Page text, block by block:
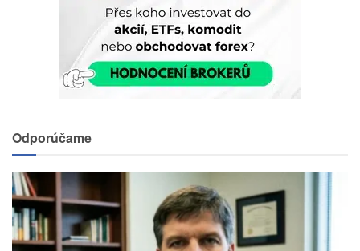
Odporúčame